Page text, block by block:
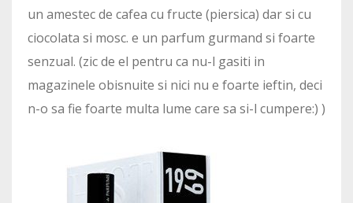
un amestec de cafea cu fructe (piersica) dar si cu
ciocolata si mosc. e un parfum gurmand si foarte
senzual. (zic de el pentru ca nu-l gasiti in
magazinele obisnuite si nici nu e foarte ieftin, deci
n-o sa fie foarte multa lume care sa si-l cumpere:) )